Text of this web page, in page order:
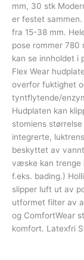
mm, 30 stk
er festet sammen.
fra 15-38 mm.
pose rommer 780
kan se innholdet i
Flex Wear
overfor fuktighet
tyntflytende/
Hudplaten kan
stomiens
integrerte,
beskyttet av
væske kan trenge
f.eks. bading.)
slipper luft ut av
utformet filter av
og ComfortWear
komfort. Latexfri